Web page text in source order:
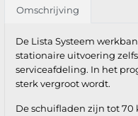
Omschrijving
De Lista Systeem
stationaire uitvoering
serviceafdeling. In het
sterk vergroot wordt.
De schuifladen zijn tot